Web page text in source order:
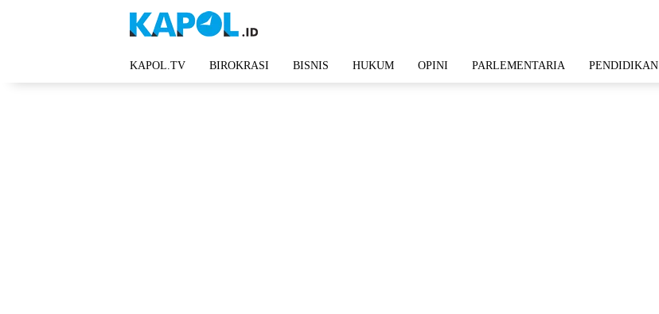
KAPOL.TV BIROKRASI BISNIS HUKUM OPINI PARLEMENTARIA PENDIDIKAN